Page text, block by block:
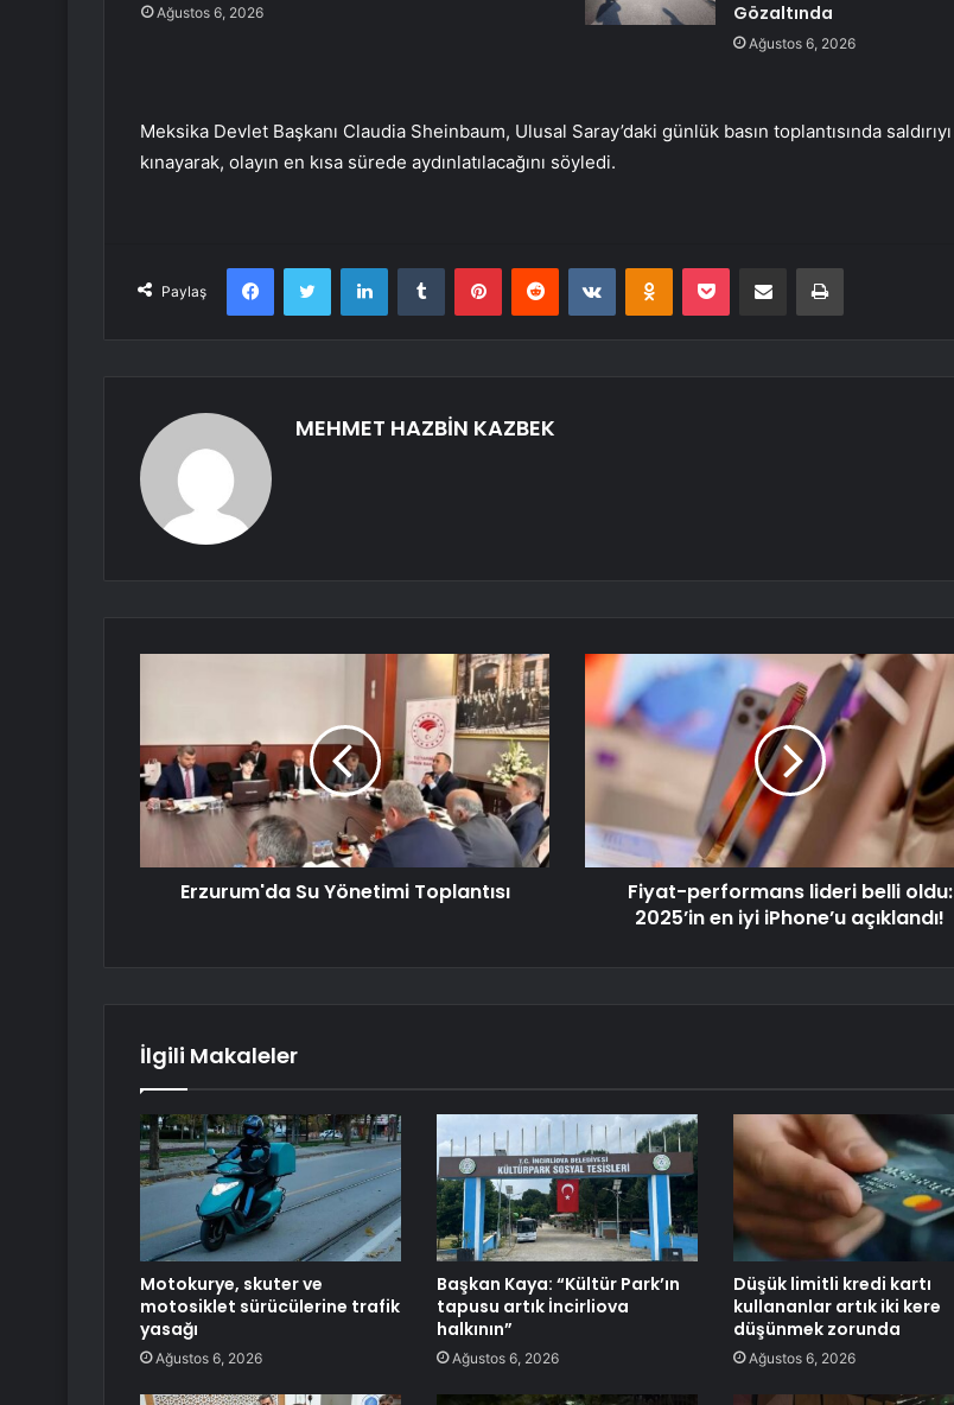
Ağustos 6, 2026
Gözaltında
Ağustos 6, 2026
Meksika Devlet Başkanı Claudia Sheinbaum, Ulusal Saray’daki günlük basın toplantısında saldırıyı
kınayarak, olayın en kısa sürede aydınlatılacağını söyledi.
Paylaş
FacebookTwitter LinkedInTumblr PinterestReddit VKontakteOdnoklassniki
Pocket E-Posta ile paylaş Yazdır
MEHMET HAZBİN KAZBEK
Erzurum'da Su Yönetimi Toplantısı
Fiyat-performans lideri belli oldu:
2025’in en iyi iPhone’u açıklandı!
İlgili Makaleler
Motokurye, skuter ve
motosiklet sürücülerine trafik
yasağı
Ağustos 6, 2026
Başkan Kaya: “Kültür Park’ın
tapusu artık İncirliova
halkının”
Ağustos 6, 2026
Düşük limitli kredi kartı
kullananlar artık iki kere
düşünmek zorunda
Ağustos 6, 2026